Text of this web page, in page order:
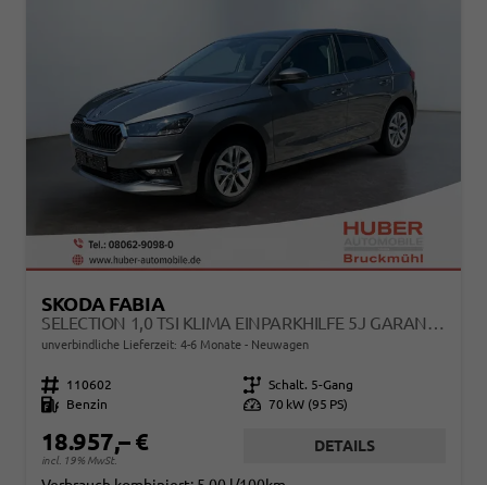
SKODA FABIA
SELECTION 1,0 TSI KLIMA EINPARKHILFE 5J GARANTIE LED APPLE CARPLAY BLUETOOTH
unverbindliche Lieferzeit: 4-6 Monate Neuwagen
Fahrzeugnr. 110602 Getriebe Schalt. 5-Gang
Kraftstoff
Benzin Leistung 70 kW (95 PS)
18.957,– €
incl. 19% MwSt.
DETAILS